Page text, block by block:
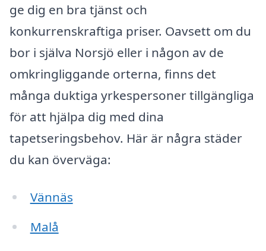
ge dig en bra tjänst och
konkurrenskraftiga priser. Oavsett om du
bor i själva Norsjö eller i någon av de
omkringliggande orterna, finns det
många duktiga yrkespersoner tillgängliga
för att hjälpa dig med dina
tapetseringsbehov. Här är några städer
du kan överväga:
Vännäs
Malå